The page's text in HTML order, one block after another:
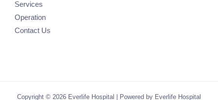
Services
Operation
Contact Us
Copyright © 2026 Everlife Hospital | Powered by Everlife Hospital